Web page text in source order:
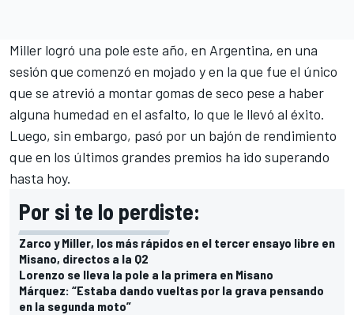
Miller logró una pole este año, en Argentina, en una
sesión que comenzó en mojado y en la que fue el único
que se atrevió a montar gomas de seco pese a haber
alguna humedad en el asfalto, lo que le llevó al éxito.
Luego, sin embargo, pasó por un bajón de rendimiento
que en los últimos grandes premios ha ido superando
hasta hoy.
Por si te lo perdiste:
Zarco y Miller, los más rápidos en el tercer ensayo libre en
Misano, directos a la Q2
Lorenzo se lleva la pole a la primera en Misano
Márquez: “Estaba dando vueltas por la grava pensando
en la segunda moto”